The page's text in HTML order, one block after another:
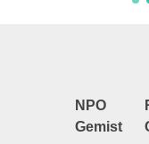
NPO
Gemist